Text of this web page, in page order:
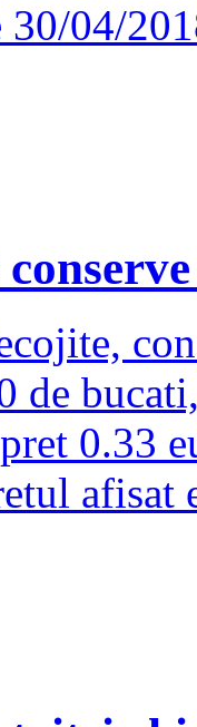
30/04/
de
0.33
afisat